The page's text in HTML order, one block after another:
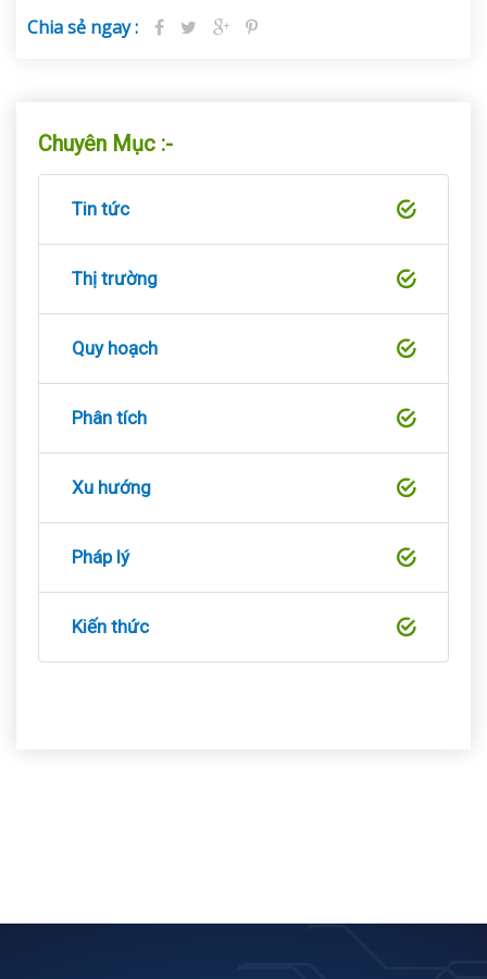
Chia sẻ ngay :
Chuyên Mục :-
Tin tức
Thị trường
Quy hoạch
Phân tích
Xu hướng
Pháp lý
Kiến thức